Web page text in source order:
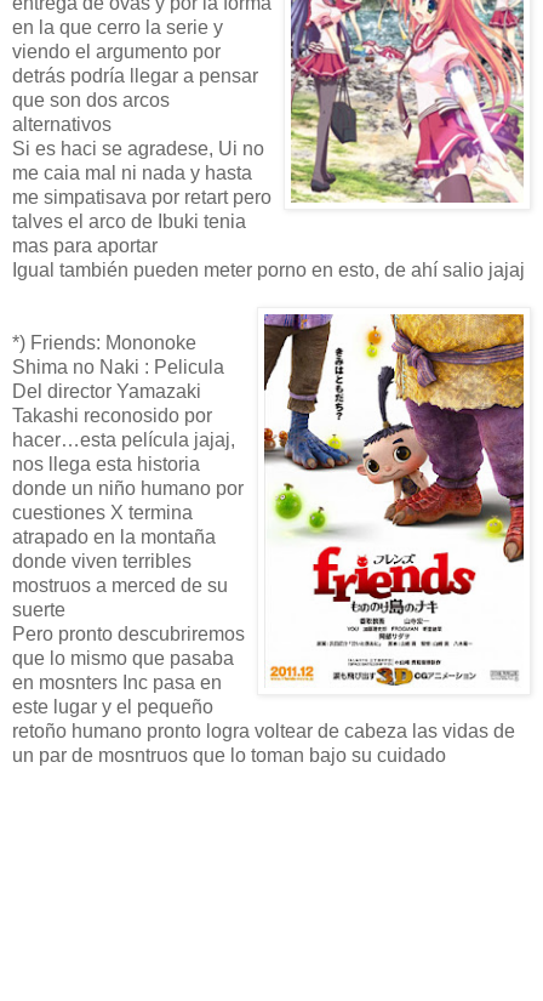
en la que cerro la serie y
viendo el argumento por
detrás podría llegar a pensar
que son dos arcos
alternativos
Si es haci se agradese, Ui no
me caia mal ni nada y hasta
me simpatisava por retart pero
talves el arco de Ibuki tenia
mas para aportar
Igual también pueden meter porno en esto, de ahí salio jajaj
*) Friends: Mononoke
Shima no Naki : Pelicula
Del director Yamazaki
Takashi reconosido por
hacer…esta película jajaj,
nos llega esta historia
donde un niño humano por
cuestiones X termina
atrapado en la montaña
donde viven terribles
mostruos a merced de su
suerte
Pero pronto descubriremos
que lo mismo que pasaba
en mosnters Inc pasa en
este lugar y el pequeño
retoño humano pronto logra voltear de cabeza las vidas de
un par de mosntruos que lo toman bajo su cuidado